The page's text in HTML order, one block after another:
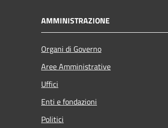
AMMINISTRAZIONE
Organi di Governo
Aree Amministrative
Uffici
Enti e fondazioni
Politici